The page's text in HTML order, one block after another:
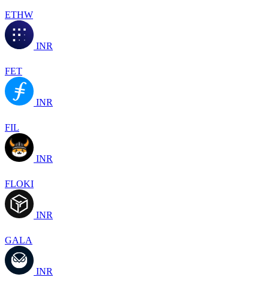
ETHW
INR
FET
INR
FIL
INR
FLOKI
INR
GALA
INR